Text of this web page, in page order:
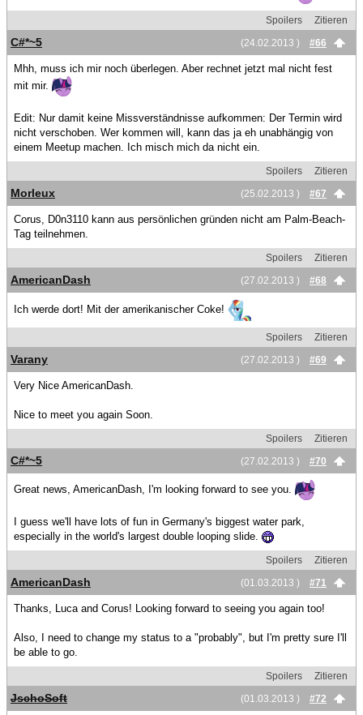
Spoilers
Zitieren
(24.02.2013 )
#66
C#*~5
Mhh, muss ich mir noch überlegen. Aber rechnet jetzt mal nicht fest
mit mir.
Edit: Nur damit keine Missverständnisse aufkommen: Der Termin wird
nicht verschoben. Wer kommen will, kann das ja eh unabhängig von
einem Meetup machen. Ich misch mich da nicht ein.
Spoilers
Zitieren
(25.02.2013 )
#67
Morleux
Corus, D0n3110 kann aus persönlichen gründen nicht am Palm-Beach-
Tag teilnehmen.
Spoilers
Zitieren
(27.02.2013 )
#68
AmericanDash
Ich werde dort! Mit der amerikanischer Coke!
Spoilers
Zitieren
(27.02.2013 )
#69
Varany
Very Nice AmericanDash.
Nice to meet you again Soon.
Spoilers
Zitieren
(27.02.2013 )
#70
C#*~5
Great news, AmericanDash, I'm looking forward to see you.
I guess we'll have lots of fun in Germany's biggest water park,
especially in the world's largest double looping slide.
Spoilers
Zitieren
(01.03.2013 )
#71
AmericanDash
Thanks, Luca and Corus! Looking forward to seeing you again too!
Also, I need to change my status to a "probably", but I'm pretty sure I'll
be able to go.
Spoilers
Zitieren
(01.03.2013 )
#72
JschoSoft